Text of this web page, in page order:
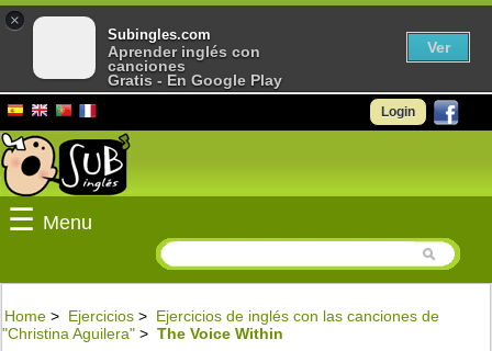
Login
☰ Menu
Home > Ejercicios > Ejercicios de inglés con las canciones de
"Christina Aguilera" > The Voice Within
×
Subingles.com
Aprender inglés con
canciones
Gratis - En Google Play
Ver